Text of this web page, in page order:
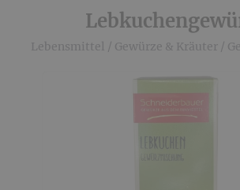
Lebensmittel / Gewürze & Kräuter/